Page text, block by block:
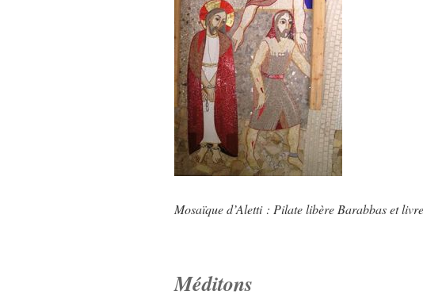
Mosaïque d’Aletti : Pilate libère Barabbas et
Méditons